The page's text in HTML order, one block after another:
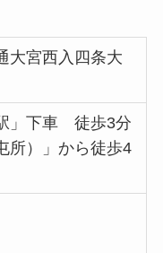
大宮西入四条大
」下車 徒歩3分
所）」から徒歩4